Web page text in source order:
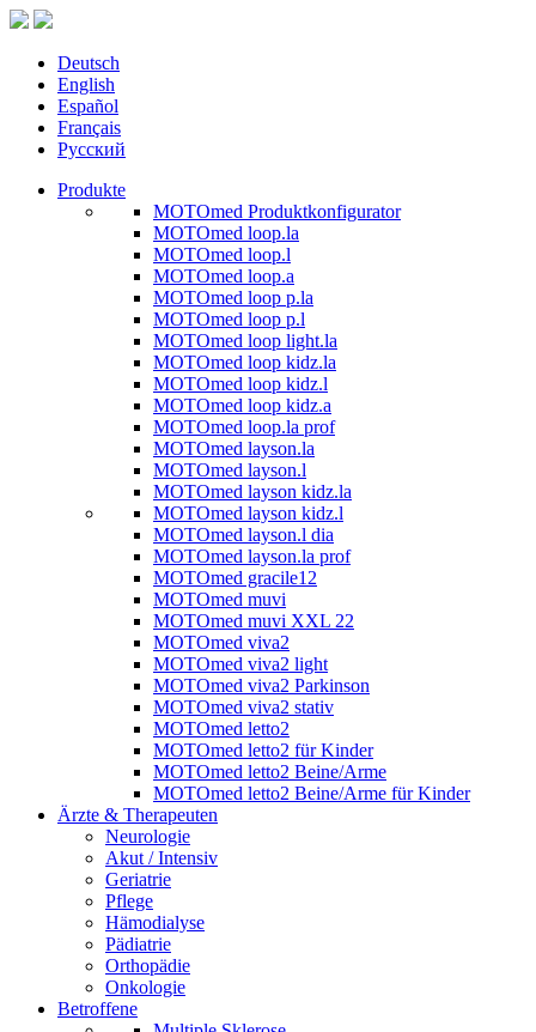
Deutsch
English
Español
Français
Русский
Produkte
MOTOmed Produktkonfigurator
MOTOmed loop.la
MOTOmed loop.l
MOTOmed loop.a
MOTOmed loop p.la
MOTOmed loop p.l
MOTOmed loop light.la
MOTOmed loop kidz.la
MOTOmed loop kidz.l
MOTOmed loop kidz.a
MOTOmed loop.la prof
MOTOmed layson.la
MOTOmed layson.l
MOTOmed layson kidz.la
MOTOmed layson kidz.l
MOTOmed layson.l dia
MOTOmed layson.la prof
MOTOmed gracile12
MOTOmed muvi
MOTOmed muvi XXL 22
MOTOmed viva2
MOTOmed viva2 light
MOTOmed viva2 Parkinson
MOTOmed viva2 stativ
MOTOmed letto2
MOTOmed letto2 für Kinder
MOTOmed letto2 Beine/Arme
MOTOmed letto2 Beine/Arme für Kinder
Ärzte & Therapeuten
Neurologie
Akut / Intensiv
Geriatrie
Pflege
Hämodialyse
Pädiatrie
Orthopädie
Onkologie
Betroffene